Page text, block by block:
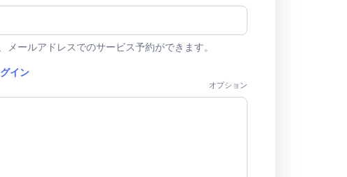
ールアドレスでのサービス予約ができます。
イン
オプション